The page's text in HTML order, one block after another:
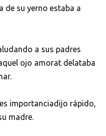
de su yerno estaba a
a sus padres
ojo amorat delataba
importanciadijo rápido,
madre.